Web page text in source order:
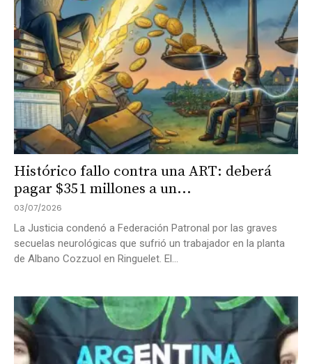
Histórico fallo contra una ART: deberá
pagar $351 millones a un...
03/07/2026
La Justicia condenó a Federación Patronal por las graves
secuelas neurológicas que sufrió un trabajador en la planta
de Albano Cozzuol en Ringuelet. El...